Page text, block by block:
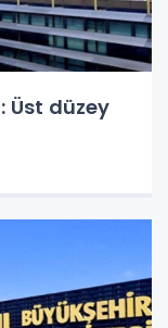
Üst düzey